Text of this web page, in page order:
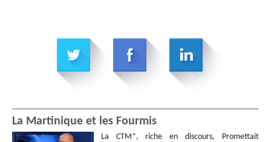
La Martinique et les Fourmis
La CTM*, riche en discours, Promettait